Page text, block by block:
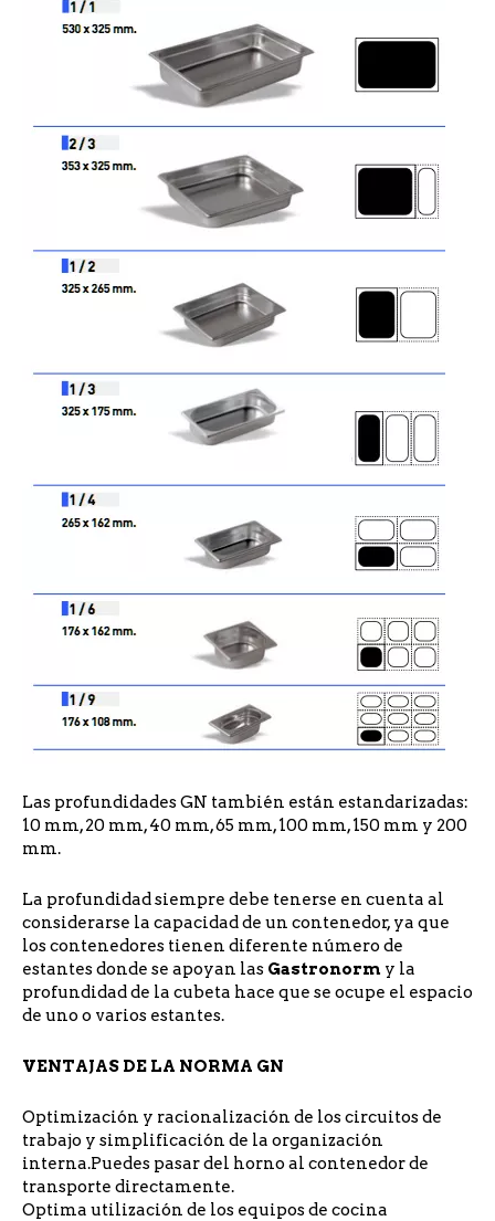
Las profundidades GN también están estandarizadas:
10 mm, 20 mm, 40 mm, 65 mm, 100 mm, 150 mm y 200
mm.
La profundidad siempre debe tenerse en cuenta al
considerarse la capacidad de un contenedor, ya que
los contenedores tienen diferente número de
estantes donde se apoyan las Gastronorm y la
profundidad de la cubeta hace que se ocupe el espacio
de uno o varios estantes.
VENTAJAS DE LA NORMA GN
Optimización y racionalización de los circuitos de
trabajo y simplificación de la organización
interna.Puedes pasar del horno al contenedor de
transporte directamente.
Optima utilización de los equipos de cocina